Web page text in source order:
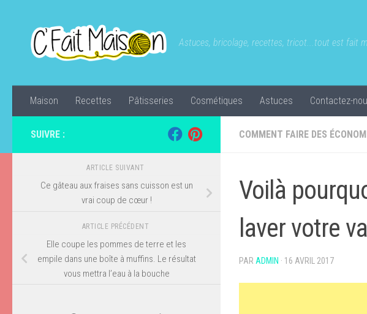
Astuces, bricolage, recettes, tricot...tout est fait
Maison Recettes Pâtisseries Cosmétiques Astuces Contactez-
COMMENT FAIRE DES
Voilà
laver votre
PAR ADMIN · 16 AVRIL 2017
SUIVRE :
ARTICLE SUIVANT
Ce gâteau aux fraises sans cuisson est un
vrai coup de cœur !
ARTICLE PRÉCÉDENT
Elle coupe les pommes de terre et les
empile dans une boîte à muffins. Le résultat
vous mettra l’eau à la bouche